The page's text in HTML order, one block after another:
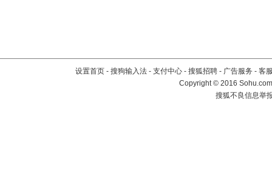
设置首页 - 搜狗输入法 - 支付中心 - 搜狐招聘 - 广告服务 - 客
Copyright©2016
搜狐不良信息举